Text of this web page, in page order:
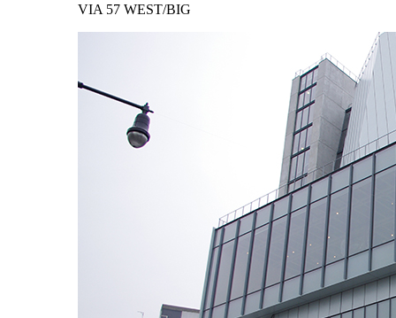
VIA 57 WEST/BIG